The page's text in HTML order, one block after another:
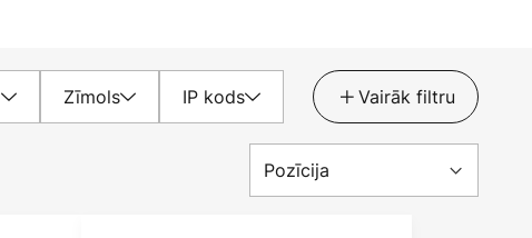
Zīmols IP kods Vairāk filtru